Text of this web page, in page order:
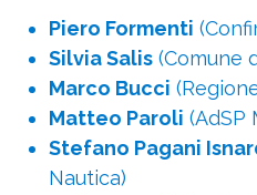
Piero Formenti
Silvia Salis (Comune
Marco Bucci
Matteo Paroli (AdSP
Stefano Pagani
Nautica)